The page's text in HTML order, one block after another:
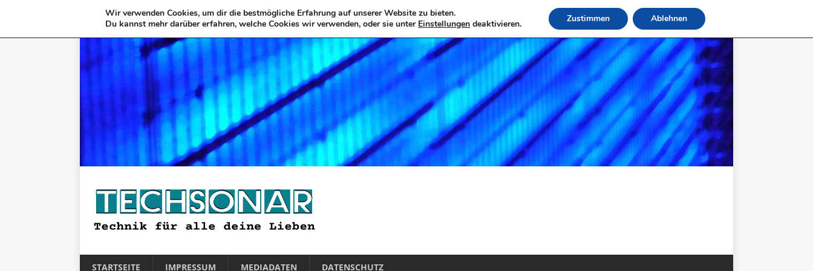
STARTSEITE IMPRESSUM MEDIADATEN DATENSCHUTZ
Wir verwenden Cookies, um dir die bestmögliche Erfahrung auf unserer Website zu bieten.
Du kannst mehr darüber erfahren, welche Cookies wir verwenden, oder sie unter Einstellungen deaktivieren. Zustimmen Ablehnen